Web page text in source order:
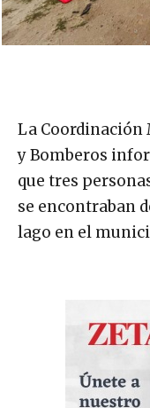
La
y Bomberos
que tres
se encontraban
lago en el